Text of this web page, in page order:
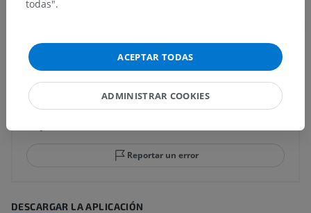
¿Ha detectado un error?
No dude en sugerir una corrección, traducción o
Reportar un error
DESCARGAR LA APLICACIÓN
todas".
ACEPTAR TODAS
ADMINISTRAR COOKIES